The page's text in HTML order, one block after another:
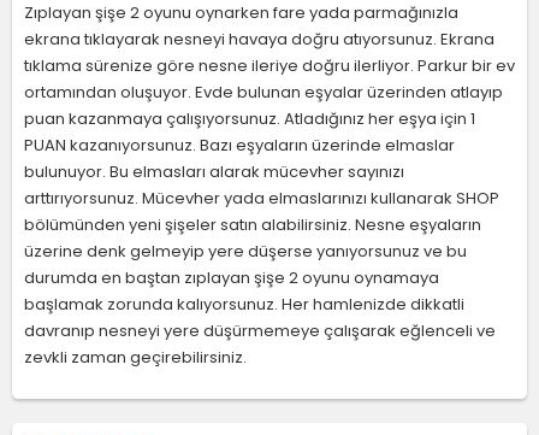
Zıplayan şişe 2 oyunu oynarken fare yada parmağınızla
ekrana tıklayarak nesneyi havaya doğru atıyorsunuz. Ekrana
tıklama sürenize göre nesne ileriye doğru ilerliyor. Parkur bir ev
ortamından oluşuyor. Evde bulunan eşyalar üzerinden atlayıp
puan kazanmaya çalışıyorsunuz. Atladığınız her eşya için 1
PUAN kazanıyorsunuz. Bazı eşyaların üzerinde elmaslar
bulunuyor. Bu elmasları alarak mücevher sayınızı
arttırıyorsunuz. Mücevher yada elmaslarınızı kullanarak SHOP
bölümünden yeni şişeler satın alabilirsiniz. Nesne eşyaların
üzerine denk gelmeyip yere düşerse yanıyorsunuz ve bu
durumda en baştan zıplayan şişe 2 oyunu oynamaya
başlamak zorunda kalıyorsunuz. Her hamlenizde dikkatli
davranıp nesneyi yere düşürmemeye çalışarak eğlenceli ve
zevkli zaman geçirebilirsiniz.